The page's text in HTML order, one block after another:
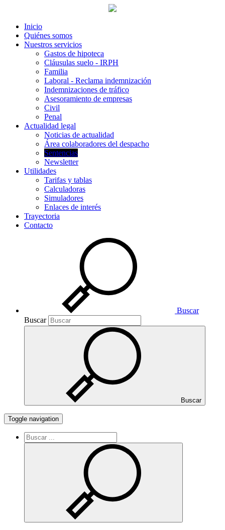
Inicio
Quiénes somos
Nuestros servicios
Gastos de hipoteca
Cláusulas suelo - IRPH
Familia
Laboral - Reclama indemnización
Indemnizaciones de tráfico
Asesoramiento de empresas
Civil
Penal
Actualidad legal
Noticias de actualidad
Área colaboradores del despacho
Sentencias
Newsletter
Utilidades
Tarifas y tablas
Calculadoras
Simuladores
Enlaces de interés
Trayectoria
Contacto
Buscar
Buscar
Buscar
Toggle navigation